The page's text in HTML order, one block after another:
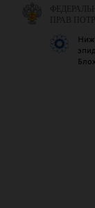
ПРАВ